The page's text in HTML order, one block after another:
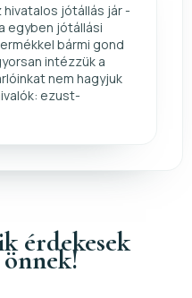
hivatalos jótállás jár -
egyben jótállási
bármi gond
intézzük a
nem hagyjuk
ezust-
érdekesek